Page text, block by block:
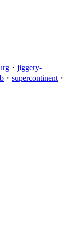
・ jiggery-
・ supercontinent ・